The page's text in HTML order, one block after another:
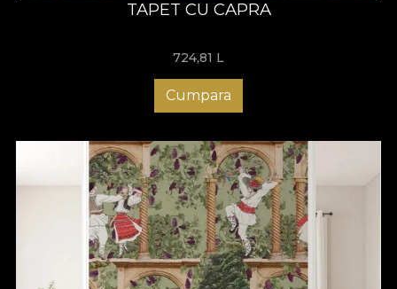
TAPET CU CAPRA
724,81 L
Cumpara